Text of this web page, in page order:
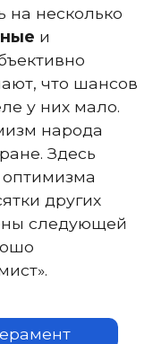
на несколько
и
что шансов
у них мало.
народа
Здесь
других
следующей